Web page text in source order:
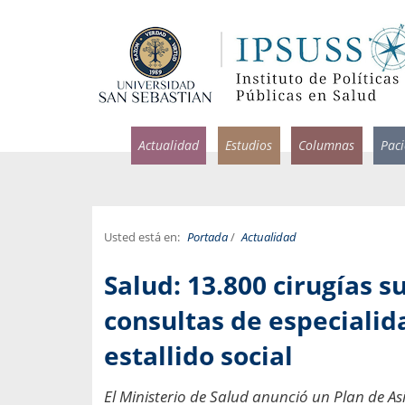
Actualidad Estudios Columnas
Usted está en: Portada/ Actualidad
Salud: 13.800 cirugías
consultas de
estallido social
El Ministerio de Salud anunció un Plan de
médicas y
por incapacidad
Infectólogo y profesor
Medicina, Universidad
Pandemias del
una enfermedad